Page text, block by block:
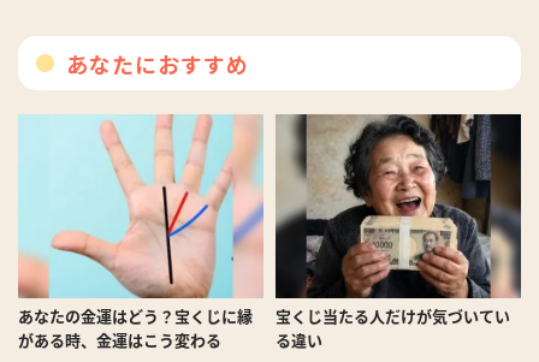
あなたにおすすめ
あなたの金運はどう？宝くじに縁
がある時、金運はこう変わる
宝くじ当たる人だけが気づいてい
る違い